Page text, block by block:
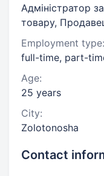
Адміністратор
товару,
Employment type:
full-time, part-
Age:
25 years
City:
Zolotonosha
Contact